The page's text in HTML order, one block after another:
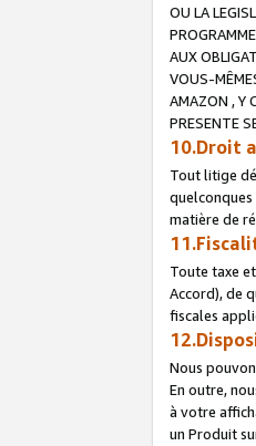
OU LA
AUX
VOUS-
AMAZON , Y
PRESENTE
10.Droit
Tout litige
matière de
Toute taxe
Accord), de
fiscales
Nous
En outre,
à votre
un Produit